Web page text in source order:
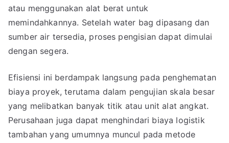
atau menggunakan alat berat untuk
memindahkannya. Setelah water bag dipasang dan
sumber air tersedia, proses pengisian dapat dimulai
dengan segera.
Efisiensi ini berdampak langsung pada penghematan
biaya proyek, terutama dalam pengujian skala besar
yang melibatkan banyak titik atau unit alat angkat.
Perusahaan juga dapat menghindari biaya logistik
tambahan yang umumnya muncul pada metode